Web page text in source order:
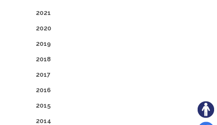
2021
2020
2019
2018
2017
2016
2015
2014